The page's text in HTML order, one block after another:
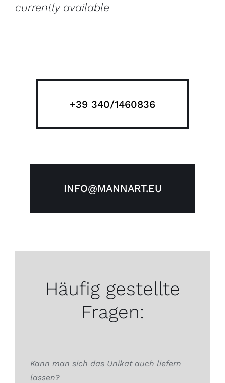
currently available
+39 340/1460836
INFO@MANNART.EU
Häufig gestellte
Fragen:
Kann man sich das Unikat auch liefern
lassen?